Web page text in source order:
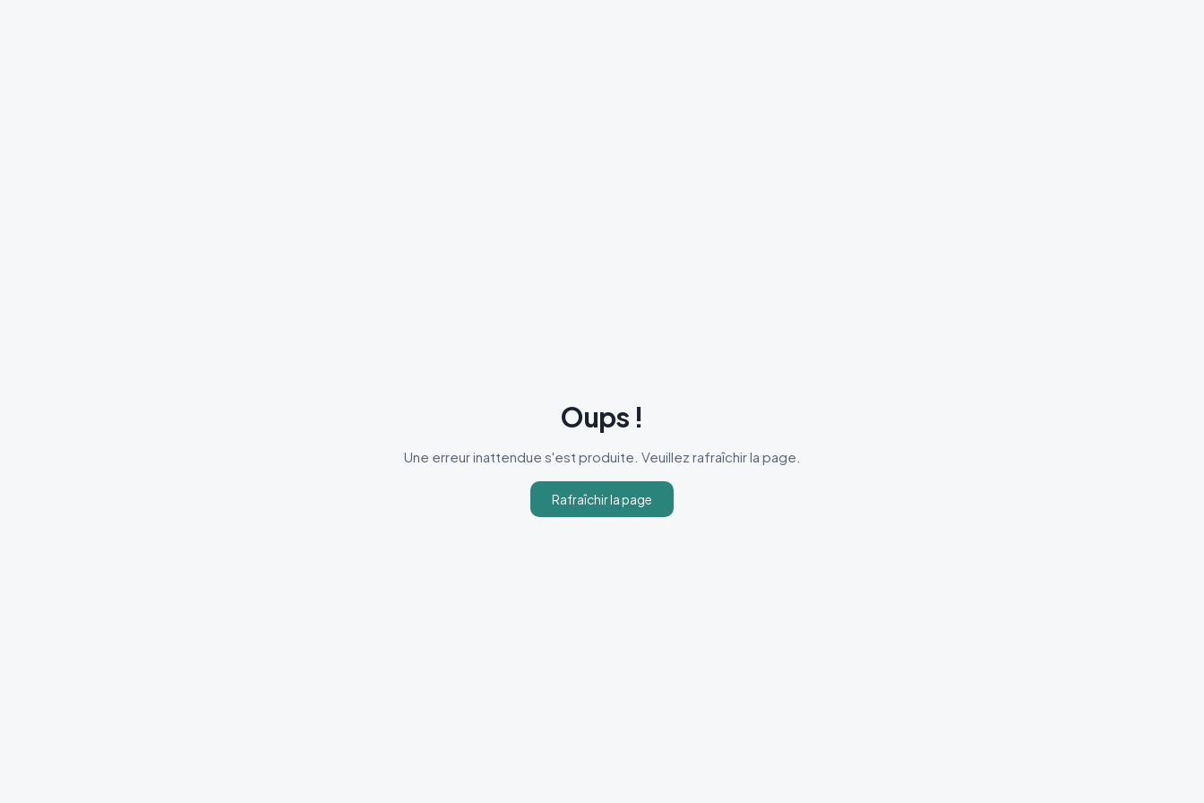
Oups !
Une erreur inattendue s'est produite. Veuillez rafraîchir la page.
Rafraîchir la page